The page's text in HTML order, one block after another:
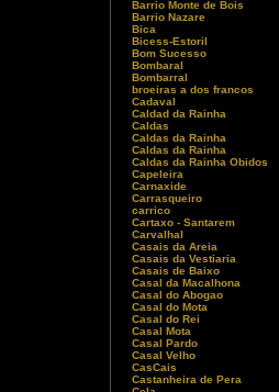
Barrio Monte de Bois
Barrio Nazare
Bica
Bicess-Estoril
Bom Sucesso
Bombaral
Bombarral
broeiras a dos francos
Cadaval
Caldad da Rainha
Caldas
Caldas da Rainha
Caldas da Rainha
Caldas da Rainha Obidos
Capeleira
Carnaxide
Carrasqueiro
carrico
Cartaxo - Santarem
Carvalhal
Casais da Areia
Casais da Vestiaria
Casais de Baixo
Casal da Macalhona
Casal do Abogao
Casal do Mota
Casal do Rei
Casal Mota
Casal Pardo
Casal Velho
CasCais
Castanheira de Pera